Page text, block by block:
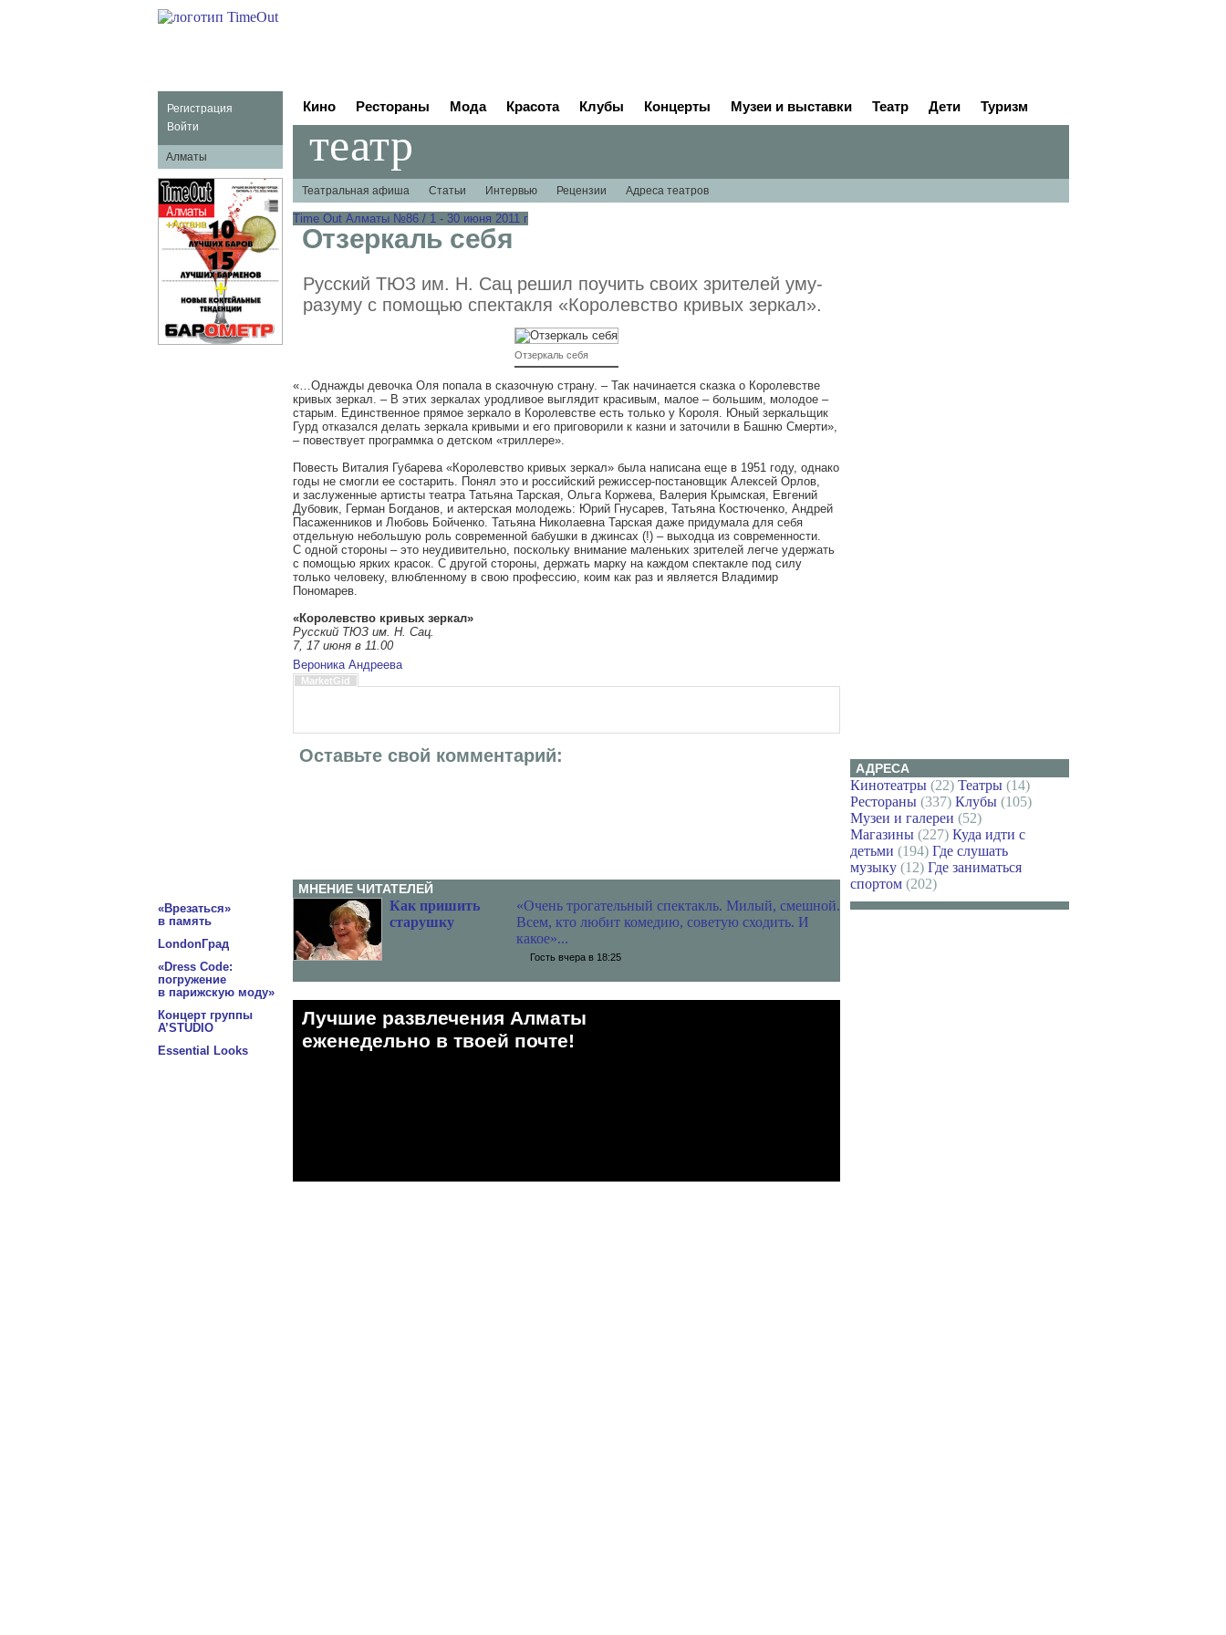
Регистрация
Войти
Алматы
«Врезаться»
в память
LondonГрад
«Dress Code:
погружение
в парижскую моду»
Концерт группы
A’STUDIO
Essential Looks
Кино Рестораны Мода Красота Клубы Концерты Музеи и выставки Театр Дети Туризм
театр
Театральная афиша Статьи Интервью Рецензии Адреса театров
Time Out Алматы №86 / 1 - 30 июня 2011 г
Отзеркаль себя
Русский ТЮЗ им. Н. Сац решил поучить своих зрителей уму-
разуму с помощью спектакля «Королевство кривых зеркал».
Отзеркаль себя
«…Однажды девочка Оля попала в сказочную страну. – Так начинается сказка о Королевстве
кривых зеркал. – В этих зеркалах уродливое выглядит красивым, малое – большим, молодое –
старым. Единственное прямое зеркало в Королевстве есть только у Короля. Юный зеркальщик
Гурд отказался делать зеркала кривыми и его приговорили к казни и заточили в Башню Смерти»,
– повествует программка о детском «триллере».
Повесть Виталия Губарева «Королевство кривых зеркал» была написана еще в 1951 году, однако
годы не смогли ее состарить. Понял это и российский режиссер-постановщик Алексей Орлов,
и заслуженные артисты театра Татьяна Тарская, Ольга Коржева, Валерия Крымская, Евгений
Дубовик, Герман Богданов, и актерская молодежь: Юрий Гнусарев, Татьяна Костюченко, Андрей
Пасаженников и Любовь Бойченко. Татьяна Николаевна Тарская даже придумала для себя
отдельную небольшую роль современной бабушки в джинсах (!) – выходца из современности.
С одной стороны – это неудивительно, поскольку внимание маленьких зрителей легче удержать
с помощью ярких красок. С другой стороны, держать марку на каждом спектакле под силу
только человеку, влюбленному в свою профессию, коим как раз и является Владимир
Пономарев.
«Королевство кривых зеркал»
Русский ТЮЗ им. Н. Сац.
7, 17 июня в 11.00
Вероника Андреева
MarketGid
Оставьте свой комментарий:
МНЕНИЕ ЧИТАТЕЛЕЙ
Как пришить
старушку
«Очень трогательный спектакль. Милый, смешной.
Всем, кто любит комедию, советую сходить. И
какое»...
Гостьвчера в 18:25
Лучшие развлечения Алматы
eженедельно в твоей почте!
АДРЕСА
Кинотеатры(22) Театры(14)
Рестораны(337) Клубы(105)
Музеи и галереи (52)
Магазины(227) Куда идти с
детьми (194) Где слушать
музыку(12) Где заниматься
спортом(202)